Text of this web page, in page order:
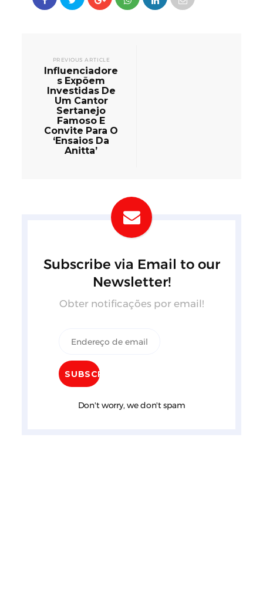
PREVIOUS ARTICLE
Influenciadore
s Expõem
Investidas De
Um Cantor
Sertanejo
Famoso E
Convite Para O
‘Ensaios Da
Anitta’
Subscribe via Email to our
Newsletter!
Obter notificações por email!
Don't worry, we don't spam